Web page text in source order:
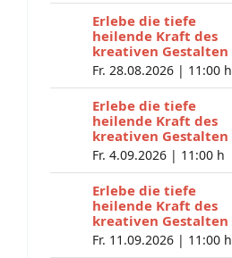
Erlebe die tiefe
heilende Kraft des
kreativen Gestalten
Fr. 28.08.2026 | 11:00 h
Erlebe die tiefe
heilende Kraft des
kreativen Gestalten
Fr. 4.09.2026 | 11:00 h
Erlebe die tiefe
heilende Kraft des
kreativen Gestalten
Fr. 11.09.2026 | 11:00 h